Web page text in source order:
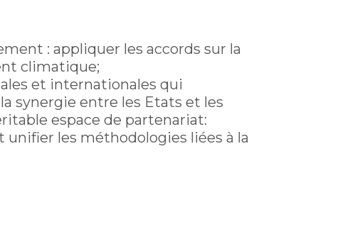
: appliquer les accords sur la
climatique;
et internationales qui
synergie entre les Etats et les
espace de partenariat:
les méthodologies liées à la